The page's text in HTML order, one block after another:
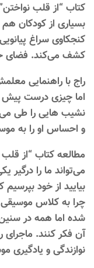
کتاب “از قلب
بسیاری از کودکان
کنجکاوی سراغ
کشف می‌کند. فضای
راج با راهنمایی
اما چیزی درست پیش
نشیب هایی را طی
و احساس او را به
مطالعه کتاب “از قلب
می‌تواند ما را
بیایید از خود
چرا به کلاس موسیقی
شده اما همه در
آن فکر کنند. ماجرای
نوازندگی و یادگیری